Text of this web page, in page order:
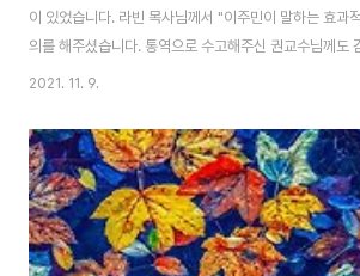
이 있었습니다. 라빈 목사님께서 "이주민이 말하는 효과
의를 해주셨습니다. 통역으로 수고해주신 권교수님께도
8주간 열심으로 달려오신 훈련생 모든 분들과 강사님들,
2021. 11. 9.